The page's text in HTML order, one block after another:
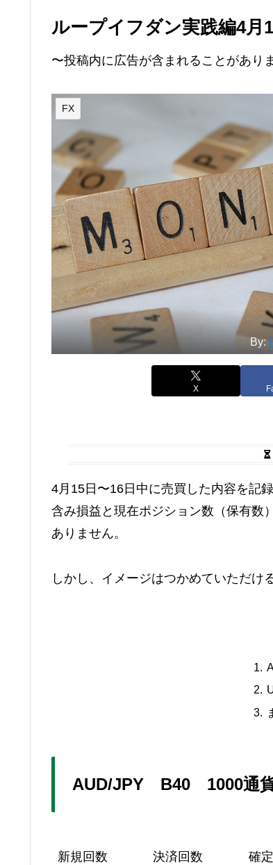
ループイフダン実践編4月
〜投稿内に広告が含まれることがあり
FX
By:
X
4月15日〜16日中に売買した内容を記録
含み損益と現在ポジション数（保有数
ありません。
しかし、イメージはつかめていただけ
AUD/JPY B40 1000通
新規回数 決済回数 確